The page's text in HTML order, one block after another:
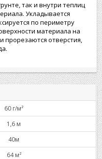
так и внутри теплиц
Укладывается
по периметру
материала на
прорезаются отверстия,
60 г/м²
1,6 м
40м
64 м²